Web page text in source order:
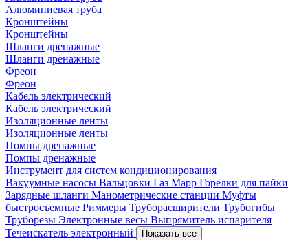
Алюминиевая труба
Кронштейны
Кронштейны
Шланги дренажные
Шланги дренажные
Фреон
Фреон
Кабель электрический
Кабель электрический
Изоляционные ленты
Изоляционные ленты
Помпы дренажные
Помпы дренажные
Инструмент для систем кондиционирования
Вакуумные насосы Вальцовки Газ Mapp Горелки для пайки
Зарядные шланги Манометрические станции Муфты
быстросъемные Риммеры Труборасширители Трубогибы
Труборезы Электронные весы Выпрямитель испарителя
Течеискатель электронный
Показать все